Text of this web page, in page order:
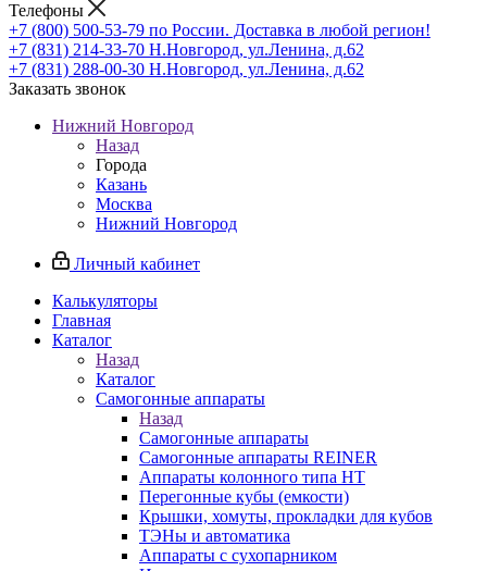
Телефоны
+7 (800) 500-53-79 по России. Доставка в любой регион!
+7 (831) 214-33-70 Н.Новгород, ул.Ленина, д.62
+7 (831) 288-00-30 Н.Новгород, ул.Ленина, д.62
Заказать звонок
Нижний Новгород
Назад
Города
Казань
Москва
Нижний Новгород
Личный кабинет
Калькуляторы
Главная
Каталог
Назад
Каталог
Самогонные аппараты
Назад
Самогонные аппараты
Самогонные аппараты REINER
Аппараты колонного типа НТ
Перегонные кубы (емкости)
Крышки, хомуты, прокладки для кубов
ТЭНы и автоматика
Аппараты с сухопарником